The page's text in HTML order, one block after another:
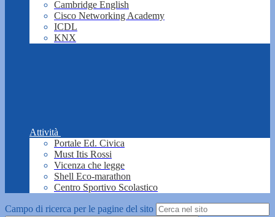
Cambridge English
Cisco Networking Academy
ICDL
KNX
Attività
Portale Ed. Civica
Must Itis Rossi
Vicenza che legge
Shell Eco-marathon
Centro Sportivo Scolastico
Campo di ricerca per le pagine del sito